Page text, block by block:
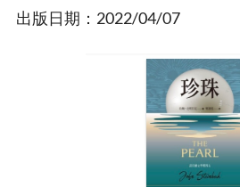
出版日期：2022/04/07